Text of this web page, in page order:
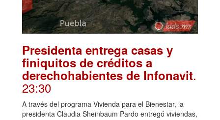
Presidenta entrega casas y
finiquitos de créditos a
derechohabientes de Infonavit.
23:30
A través del programa Vivienda para el Bienestar, la
presidenta Claudia Sheinbaum Pardo entregó viviendas,